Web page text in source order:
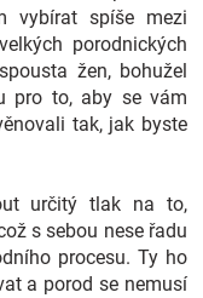
vybírat spíše mezi
porodnických
žen, bohužel
pro to, aby se vám
tak, jak byste
určitý tlak na to,
s sebou nese řadu
procesu. Ty ho
a porod se nemusí